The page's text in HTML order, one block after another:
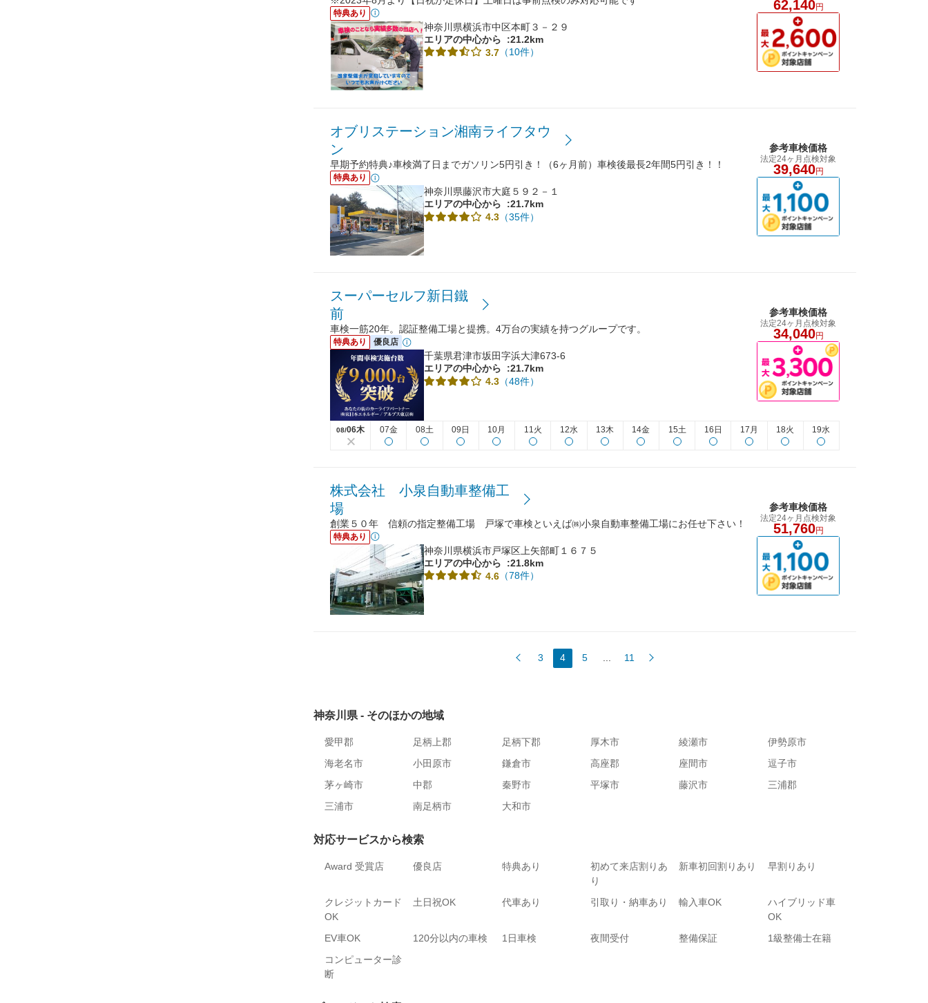
特典あり
神奈川県横浜市中区本町３－２９
エリアの中心から
:21.2km
3.7 （10件）
62,140円
オブリステーション湘南ライフタウ
ン
早期予約特典♪車検満了日までガソリン5円引き！（6ヶ月前）車検後最長2年間5円引き！！
特典あり
神奈川県藤沢市大庭５９２－１
エリアの中心から
:21.7km
4.3 （35件）
参考車検価格
法定24ヶ月点検対象
39,640円
スーパーセルフ新日鐵
前
車検一筋20年。認証整備工場と提携。4万台の実績を持つグループです。
特典あり 優良店
千葉県君津市坂田字浜大津673-6
エリアの中心から
:21.7km
4.3 （48件）
参考車検価格
法定24ヶ月点検対象
34,040円
08/06木 07金 08土 09日 10月 11火 12水 13木 14金 15土 16日 17月 18火 19水
株式会社 小泉自動車整備工
場
創業５０年 信頼の指定整備工場 戸塚で車検といえば㈱小泉自動車整備工場にお任せ下さい！
特典あり
神奈川県横浜市戸塚区上矢部町１６７５
エリアの中心から
:21.8km
4.6 （78件）
参考車検価格
法定24ヶ月点検対象
51,760円
3 4 5 11
神奈川県 - そのほかの地域
愛甲郡 足柄上郡 足柄下郡 厚木市 綾瀬市
伊勢原市
海老名市
小田原市 鎌倉市 高座郡 座間市
逗子市
茅ヶ崎市
中郡 秦野市 平塚市 藤沢市
三浦郡
三浦市
南足柄市 大和市
対応サービスから検索
Award 受賞店 優良店 特典あり
初めて来店割りあ
り
新車初回割りあり 早割りあり
クレジットカード
OK
土日祝OK 代車あり 引取り・納車あり 輸入車OK
ハイブリッド車
OK
EV車OK
120分以内の車検 1日車検 夜間受付 整備保証
1級整備士在籍
コンピューター診
断